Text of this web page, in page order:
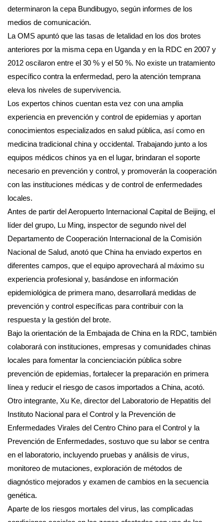
determinaron la cepa Bundibugyo, según informes de los
medios de comunicación.
La OMS apuntó que las tasas de letalidad en los dos brotes
anteriores por la misma cepa en Uganda y en la RDC en 2007 y
2012 oscilaron entre el 30 % y el 50 %. No existe un tratamiento
específico contra la enfermedad, pero la atención temprana
eleva los niveles de supervivencia.
Los expertos chinos cuentan esta vez con una amplia
experiencia en prevención y control de epidemias y aportan
conocimientos especializados en salud pública, así como en
medicina tradicional china y occidental. Trabajando junto a los
equipos médicos chinos ya en el lugar, brindaran el soporte
necesario en prevención y control, y promoverán la cooperación
con las instituciones médicas y de control de enfermedades
locales.
Antes de partir del Aeropuerto Internacional Capital de Beijing, el
líder del grupo, Lu Ming, inspector de segundo nivel del
Departamento de Cooperación Internacional de la Comisión
Nacional de Salud, anotó que China ha enviado expertos en
diferentes campos, que el equipo aprovechará al máximo su
experiencia profesional y, basándose en información
epidemiológica de primera mano, desarrollará medidas de
prevención y control específicas para contribuir con la
respuesta y la gestión del brote.
Bajo la orientación de la Embajada de China en la RDC, también
colaborará con instituciones, empresas y comunidades chinas
locales para fomentar la concienciación pública sobre
prevención de epidemias, fortalecer la preparación en primera
línea y reducir el riesgo de casos importados a China, acotó.
Otro integrante, Xu Ke, director del Laboratorio de Hepatitis del
Instituto Nacional para el Control y la Prevención de
Enfermedades Virales del Centro Chino para el Control y la
Prevención de Enfermedades, sostuvo que su labor se centra
en el laboratorio, incluyendo pruebas y análisis de virus,
monitoreo de mutaciones, exploración de métodos de
diagnóstico mejorados y examen de cambios en la secuencia
genética.
Aparte de los riesgos mortales del virus, las complicadas